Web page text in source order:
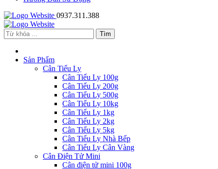
0937.311.388
Sản Phẩm
Cân Tiểu Ly
Cân Tiểu Ly 100g
Cân Tiểu Ly 200g
Cân Tiểu Ly 500g
Cân Tiểu Ly 10kg
Cân Tiểu Ly 1kg
Cân Tiểu Ly 2kg
Cân Tiểu Ly 5kg
Cân Tiểu Ly Nhà Bếp
Cân Tiểu Ly Cân Vàng
Cân Điện Tử Mini
Cân điện tử mini 100g